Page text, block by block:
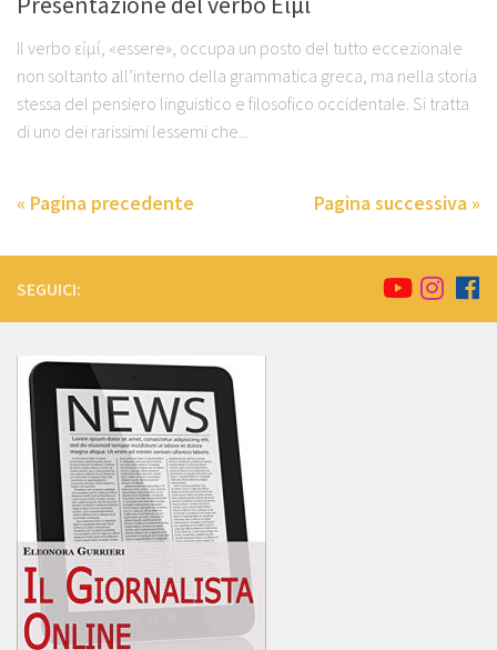
Il verbo εἰμί, «essere», occupa un posto del tutto eccezionale
non soltanto all’interno della grammatica greca, ma nella storia
stessa del pensiero linguistico e filosofico occidentale. Si tratta
di uno dei rarissimi lessemi che...
« Pagina precedente Pagina successiva »
SEGUICI: